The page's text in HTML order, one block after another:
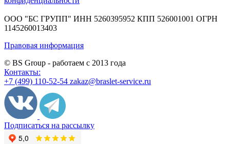
ООО "БС ГРУПП" ИНН 5260395952 КПП 526001001 ОГРН
1145260013403
Правовая информация
© BS Group - работаем с 2013 года
Контакты:
+7 (499) 110-52-54 zakaz@braslet-service.ru
Подписаться на рассылку